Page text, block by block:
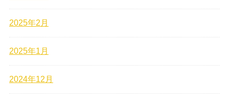
2025年2月
2025年1月
2024年12月